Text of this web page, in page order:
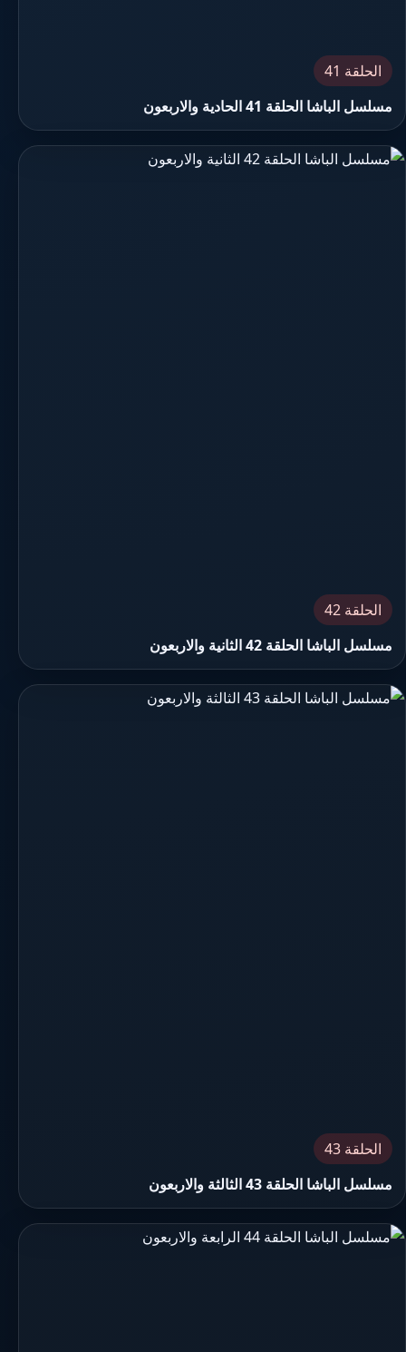
الحلقة 41
مسلسل الباشا الحلقة 41 الحادية والاربعون
الحلقة 42
مسلسل الباشا الحلقة 42 الثانية والاربعون
الحلقة 43
مسلسل الباشا الحلقة 43 الثالثة والاربعون